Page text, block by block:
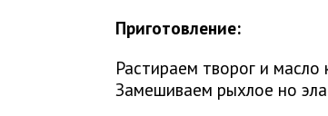
Приготовление:
Растираем творог и
Замешиваем рыхлое но